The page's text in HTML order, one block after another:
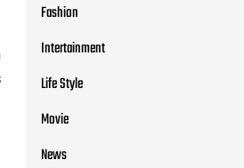
Fashion
Intertainment
Life Style
Movie
News